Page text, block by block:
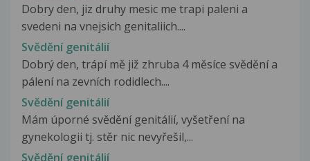
Dobry den, jiz druhy mesic me trapi paleni a
svedeni na vnejsich genitaliich....
Svědění genitálií
Dobrý den, trápí mě již zhruba 4 měsíce svědění a
pálení na zevních rodidlech....
Svědění genitálií
Mám úporné svědění genitálií, vyšetření na
gynekologii tj. stěr nic nevyřešil,...
Svědění genitálií